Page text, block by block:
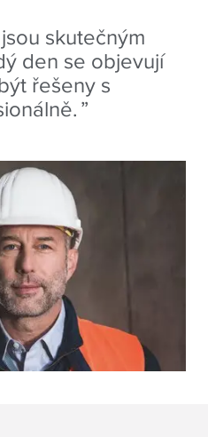
skutečným
den se objevují
řešeny s